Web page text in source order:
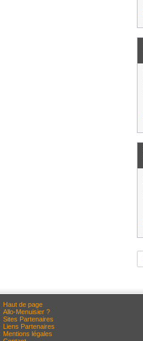
Haut de page
Allo-Menuisier ?
Sites Partenaires
Liens Partenaires
Mentions légales